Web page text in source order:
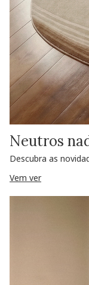
Neutros
Descubra as
Vem ver